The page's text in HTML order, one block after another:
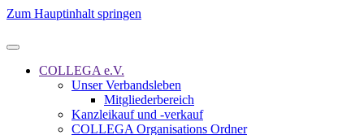
Zum Hauptinhalt springen
COLLEGA e.V.
Unser Verbandsleben
Mitgliederbereich
Kanzleikauf und -verkauf
COLLEGA Organisations Ordner